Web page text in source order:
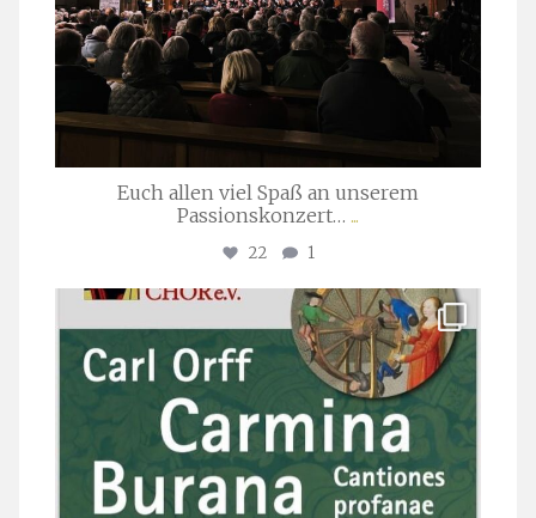
Euch allen viel Spaß an unserem
Passionskonzert… ...
22 1
stuttgarter_oratorienchor
Juli 22